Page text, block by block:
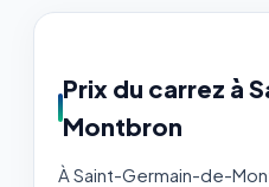
Prix du carrez à
Montbron
À Saint-Germain-de-